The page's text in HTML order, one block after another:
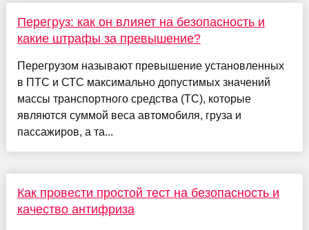
Перегруз: как он влияет на безопасность и
какие штрафы за превышение?
Перегрузом называют превышение установленных
в ПТС и СТС максимально допустимых значений
массы транспортного средства (ТС), которые
являются суммой веса автомобиля, груза и
пассажиров, а та...
Как провести простой тест на безопасность и
качество антифриза